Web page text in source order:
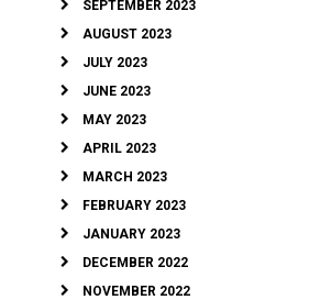
SEPTEMBER 2023
AUGUST 2023
JULY 2023
JUNE 2023
MAY 2023
APRIL 2023
MARCH 2023
FEBRUARY 2023
JANUARY 2023
DECEMBER 2022
NOVEMBER 2022